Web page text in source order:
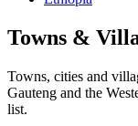
Towns &
Towns, cities and
Gauteng and the
list.